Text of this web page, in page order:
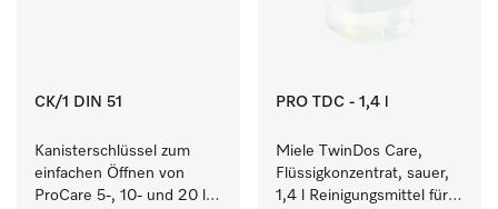
CK/1 DIN 51
Kanisterschlüssel zum
einfachen Öffnen von
ProCare 5-, 10- und 20 l
PRO TDC - 1,4 l
Miele TwinDos Care,
Flüssigkonzentrat, sauer,
1,4 l Reinigungsmittel für